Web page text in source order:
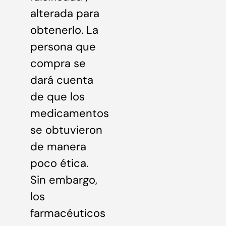
alterada para
obtenerlo. La
persona que
compra se
dará cuenta
de que los
medicamentos
se obtuvieron
de manera
poco ética.
Sin embargo,
los
farmacéuticos